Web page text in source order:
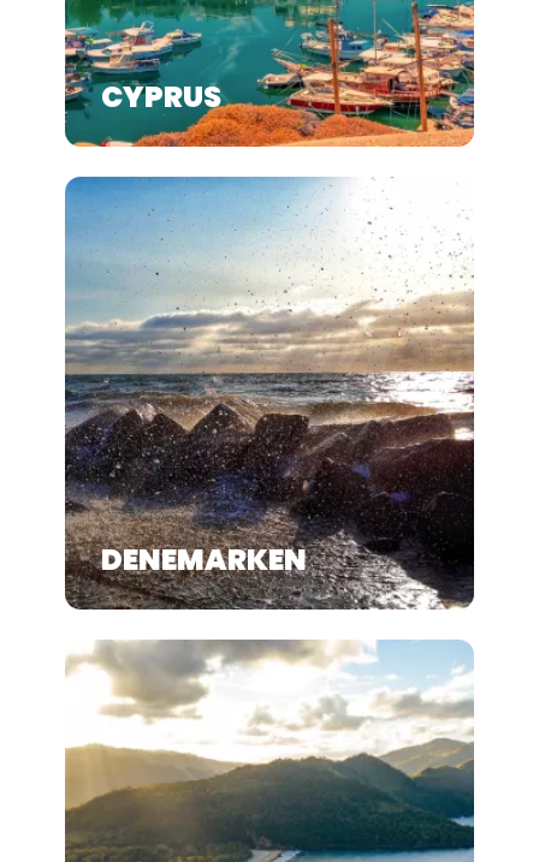
CYPRUS
DENEMARKEN